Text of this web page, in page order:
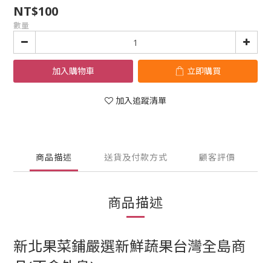
NT$100
數量
加入購物車 立即購買
加入追蹤清單
商品描述 送貨及付款方式 顧客評價
商品描述
新北果菜鋪嚴選新鮮蔬果台灣全島商